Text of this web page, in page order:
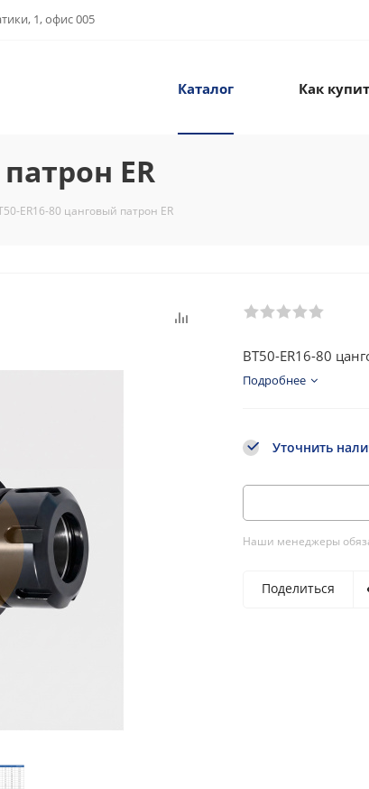
1, офис 005
Каталог Как
ER
ER16-80 цанговый патрон ER
BT50-ER16-80
Подробнее
Уточнить
Наши менеджеры
Поделиться